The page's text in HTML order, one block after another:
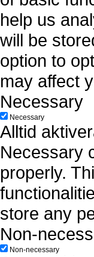
help us
will be
option to
may affect
Necessary
Necessary
Alltid
Necessary
properly.
store any
Non-
Non-necessary